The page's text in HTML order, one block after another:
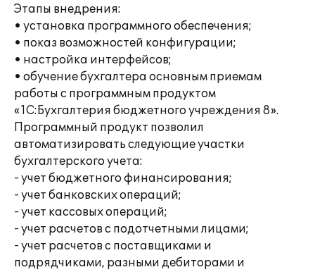
Этапы внедрения:
• установка программного обеспечения;
• показ возможностей конфигурации;
• настройка интерфейсов;
• обучение бухгалтера основным приемам
работы с программным продуктом
«1С:Бухгалтерия бюджетного учреждения 8».
Программный продукт позволил
автоматизировать следующие участки
бухгалтерского учета:
- учет бюджетного финансирования;
- учет банковских операций;
- учет кассовых операций;
- учет расчетов с подотчетными лицами;
- учет расчетов с поставщиками и
подрядчиками, разными дебиторами и